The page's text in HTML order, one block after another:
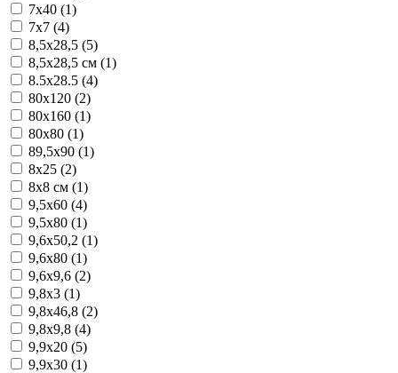
7x40 (1)
7x7 (4)
8,5x28,5 (5)
8,5x28,5 см (1)
8.5x28.5 (4)
80x120 (2)
80x160 (1)
80x80 (1)
89,5x90 (1)
8x25 (2)
8x8 см (1)
9,5x60 (4)
9,5x80 (1)
9,6x50,2 (1)
9,6x80 (1)
9,6x9,6 (2)
9,8x3 (1)
9,8x46,8 (2)
9,8x9,8 (4)
9,9x20 (5)
9,9x30 (1)